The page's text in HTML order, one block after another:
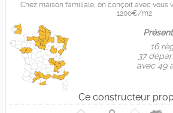
Chez maison familiale, on conçoit avec vous
1200€/m2
16
37
avec 49
Ce constructeur